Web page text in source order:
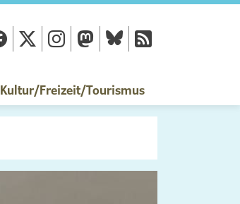
Kultur/Freizeit/Tourismus